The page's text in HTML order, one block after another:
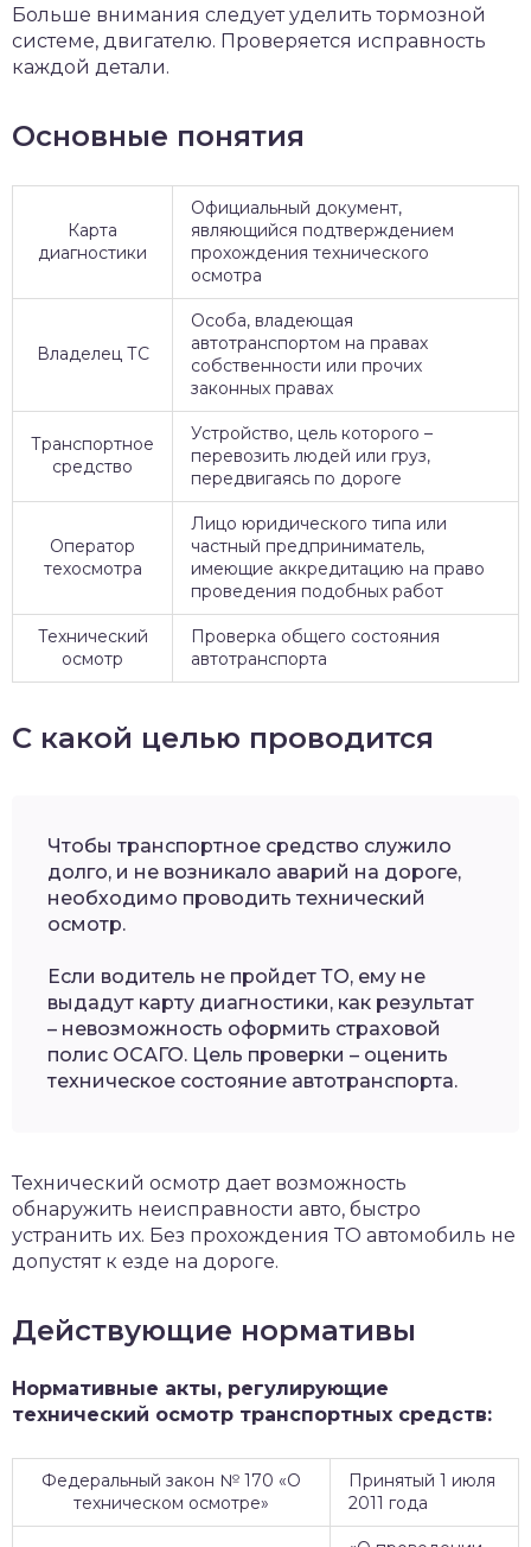
Больше внимания следует уделить тормозной
системе, двигателю. Проверяется исправность
каждой детали.
Основные понятия
Карта
диагностики
Официальный документ,
являющийся подтверждением
прохождения технического
осмотра
Владелец ТС
Особа, владеющая
автотранспортом на правах
собственности или прочих
законных правах
Транспортное
средство
Устройство, цель которого –
перевозить людей или груз,
передвигаясь по дороге
Оператор
техосмотра
Лицо юридического типа или
частный предприниматель,
имеющие аккредитацию на право
проведения подобных работ
Технический
осмотр
Проверка общего состояния
автотранспорта
С какой целью проводится
Чтобы транспортное средство служило
долго, и не возникало аварий на дороге,
необходимо проводить технический
осмотр.
Если водитель не пройдет ТО, ему не
выдадут карту диагностики, как результат
– невозможность оформить страховой
полис ОСАГО. Цель проверки – оценить
техническое состояние автотранспорта.
Технический осмотр дает возможность
обнаружить неисправности авто, быстро
устранить их. Без прохождения ТО автомобиль не
допустят к езде на дороге.
Действующие нормативы
Нормативные акты, регулирующие
технический осмотр транспортных средств:
Федеральный закон № 170 «О
техническом осмотре»
Принятый 1 июля
2011 года